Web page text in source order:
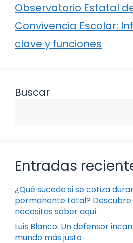
Observatorio Estatal
Convivencia Escolar:
clave y funciones
Buscar
Entradas
¿Qué sucede si se cotiza
permanente total? Descubre
necesitas saber aquí
Luis Blanco: Un defensor
mundo más justo